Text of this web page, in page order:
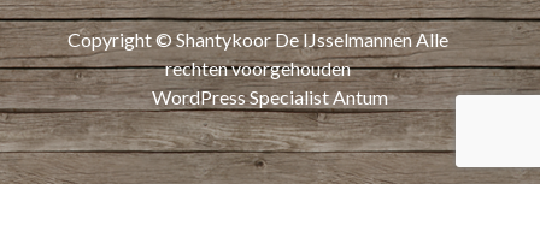
Copyright © Shantykoor De IJsselmannen Alle
rechten voorgehouden
WordPress Specialist Antum